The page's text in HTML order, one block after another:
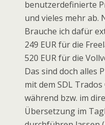
benutzerdefinierte
und vieles mehr ab.
Brauche ich dafür
249 EUR für die
520 EUR für die
Das sind doch alles
mit dem SDL
während bzw. im
Übersetzung im